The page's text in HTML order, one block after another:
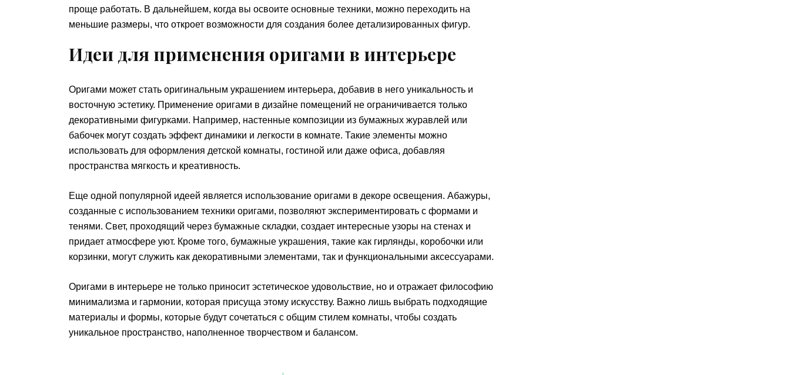
проще работать. В дальнейшем, когда вы освоите основные техники, можно переходить на
меньшие размеры, что откроет возможности для создания более детализированных фигур.
Идеи для применения оригами в интерьере
Оригами может стать оригинальным украшением интерьера, добавив в него уникальность и
восточную эстетику. Применение оригами в дизайне помещений не ограничивается только
декоративными фигурками. Например, настенные композиции из бумажных журавлей или
бабочек могут создать эффект динамики и легкости в комнате. Такие элементы можно
использовать для оформления детской комнаты, гостиной или даже офиса, добавляя
пространства мягкость и креативность.
Еще одной популярной идеей является использование оригами в декоре освещения. Абажуры,
созданные с использованием техники оригами, позволяют экспериментировать с формами и
тенями. Свет, проходящий через бумажные складки, создает интересные узоры на стенах и
придает атмосфере уют. Кроме того, бумажные украшения, такие как гирлянды, коробочки или
корзинки, могут служить как декоративными элементами, так и функциональными аксессуарами.
Оригами в интерьере не только приносит эстетическое удовольствие, но и отражает философию
минимализма и гармонии, которая присуща этому искусству. Важно лишь выбрать подходящие
материалы и формы, которые будут сочетаться с общим стилем комнаты, чтобы создать
уникальное пространство, наполненное творчеством и балансом.